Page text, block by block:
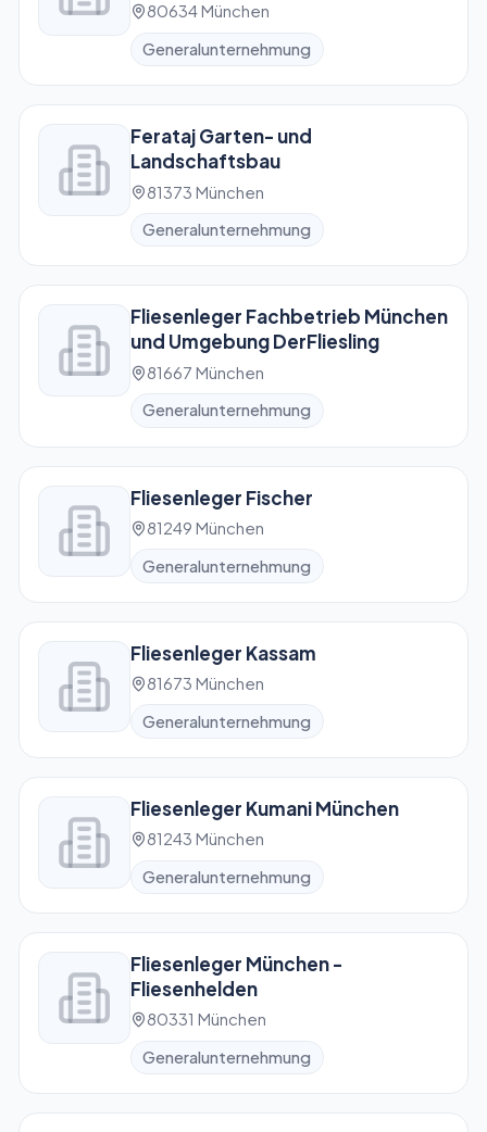
80634 München
Generalunternehmung
Ferataj Garten- und
Landschaftsbau
81373 München
Generalunternehmung
Fliesenleger Fachbetrieb München
und Umgebung DerFliesling
81667 München
Generalunternehmung
Fliesenleger Fischer
81249 München
Generalunternehmung
Fliesenleger Kassam
81673 München
Generalunternehmung
Fliesenleger Kumani München
81243 München
Generalunternehmung
Fliesenleger München -
Fliesenhelden
80331 München
Generalunternehmung